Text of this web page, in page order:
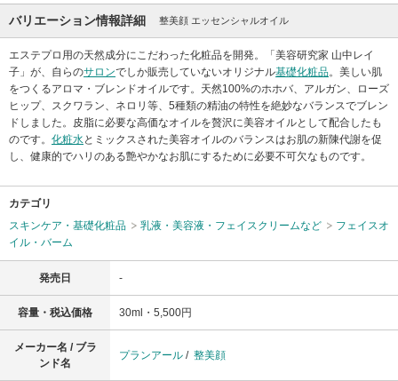
バリエーション情報詳細 整美顔 エッセンシャルオイル
エステプロ用の天然成分にこだわった化粧品を開発。「美容研究家 山中レイ
子」が、自らのサロンでしか販売していないオリジナル基礎化粧品。美しい肌
をつくるアロマ・ブレンドオイルです。天然100%のホホバ、アルガン、ローズ
ヒップ、スクワラン、ネロリ等、5種類の精油の特性を絶妙なバランスでブレン
ドしました。皮脂に必要な高価なオイルを贅沢に美容オイルとして配合したも
のです。 化粧水とミックスされた美容オイルのバランスはお肌の新陳代謝を促
し、健康的でハリのある艶やかなお肌にするために必要不可欠なものです。
カテゴリ
スキンケア・基礎化粧品
乳液・美容液・フェイスクリームなど
フェイスオ
イル・バーム
発売日 -
容量・税込価格 30ml・5,500円
メーカー名 / ブラ
ンド名
プランアール / 整美顔